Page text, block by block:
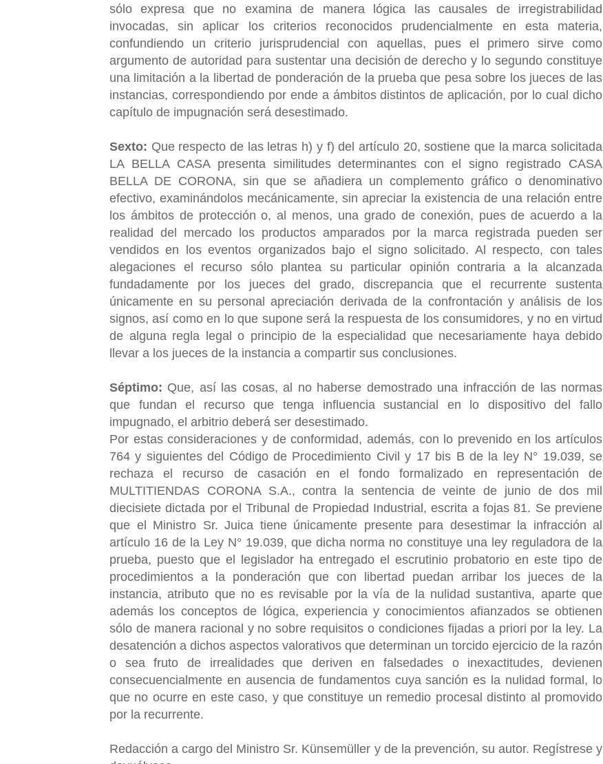
sólo expresa que no examina de manera lógica las causales de irregistrabilidad
invocadas, sin aplicar los criterios reconocidos prudencialmente en esta materia,
confundiendo un criterio jurisprudencial con aquellas, pues el primero sirve como
argumento de autoridad para sustentar una decisión de derecho y lo segundo constituye
una limitación a la libertad de ponderación de la prueba que pesa sobre los jueces de las
instancias, correspondiendo por ende a ámbitos distintos de aplicación, por lo cual dicho
capítulo de impugnación será desestimado.
Sexto: Que respecto de las letras h) y f) del artículo 20, sostiene que la marca solicitada
LA BELLA CASA presenta similitudes determinantes con el signo registrado CASA
BELLA DE CORONA, sin que se añadiera un complemento gráfico o denominativo
efectivo, examinándolos mecánicamente, sin apreciar la existencia de una relación entre
los ámbitos de protección o, al menos, una grado de conexión, pues de acuerdo a la
realidad del mercado los productos amparados por la marca registrada pueden ser
vendidos en los eventos organizados bajo el signo solicitado. Al respecto, con tales
alegaciones el recurso sólo plantea su particular opinión contraria a la alcanzada
fundadamente por los jueces del grado, discrepancia que el recurrente sustenta
únicamente en su personal apreciación derivada de la confrontación y análisis de los
signos, así como en lo que supone será la respuesta de los consumidores, y no en virtud
de alguna regla legal o principio de la especialidad que necesariamente haya debido
llevar a los jueces de la instancia a compartir sus conclusiones.
Séptimo: Que, así las cosas, al no haberse demostrado una infracción de las normas
que fundan el recurso que tenga influencia sustancial en lo dispositivo del fallo
impugnado, el arbitrio deberá ser desestimado.
Por estas consideraciones y de conformidad, además, con lo prevenido en los artículos
764 y siguientes del Código de Procedimiento Civil y 17 bis B de la ley N° 19.039, se
rechaza el recurso de casación en el fondo formalizado en representación de
MULTITIENDAS CORONA S.A., contra la sentencia de veinte de junio de dos mil
diecisiete dictada por el Tribunal de Propiedad Industrial, escrita a fojas 81. Se previene
que el Ministro Sr. Juica tiene únicamente presente para desestimar la infracción al
artículo 16 de la Ley N° 19.039, que dicha norma no constituye una ley reguladora de la
prueba, puesto que el legislador ha entregado el escrutinio probatorio en este tipo de
procedimientos a la ponderación que con libertad puedan arribar los jueces de la
instancia, atributo que no es revisable por la vía de la nulidad sustantiva, aparte que
además los conceptos de lógica, experiencia y conocimientos afianzados se obtienen
sólo de manera racional y no sobre requisitos o condiciones fijadas a priori por la ley. La
desatención a dichos aspectos valorativos que determinan un torcido ejercicio de la razón
o sea fruto de irrealidades que deriven en falsedades o inexactitudes, devienen
consecuencialmente en ausencia de fundamentos cuya sanción es la nulidad formal, lo
que no ocurre en este caso, y que constituye un remedio procesal distinto al promovido
por la recurrente.
Redacción a cargo del Ministro Sr. Künsemüller y de la prevención, su autor. Regístrese y